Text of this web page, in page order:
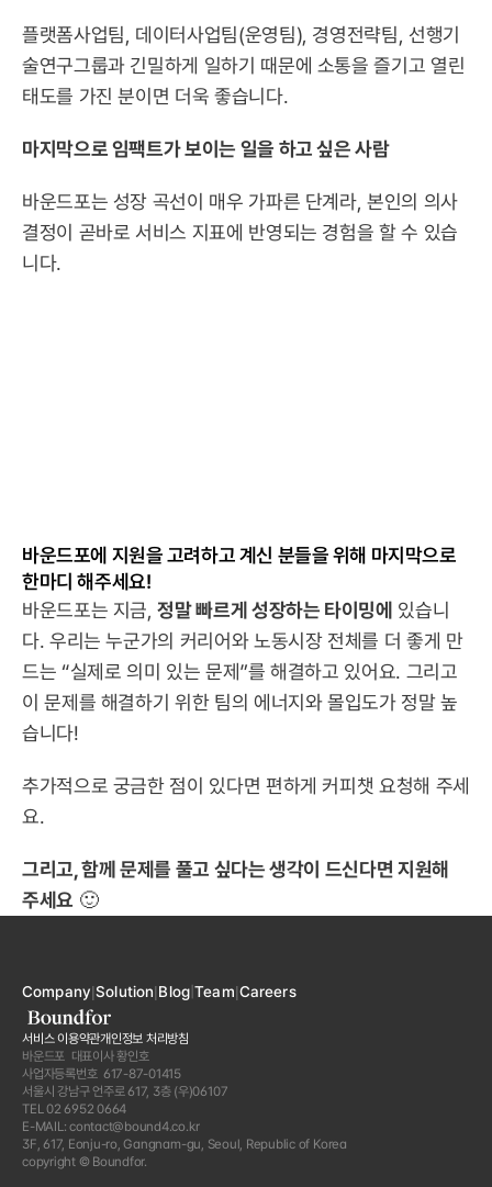
플랫폼사업팀, 데이터사업팀(운영팀), 경영전략팀, 선행기
술연구그룹과 긴밀하게 일하기 때문에 소통을 즐기고 열린
태도를 가진 분이면 더욱 좋습니다.
마지막으로 임팩트가 보이는 일을 하고 싶은 사람
바운드포는 성장 곡선이 매우 가파른 단계라, 본인의 의사
결정이 곧바로 서비스 지표에 반영되는 경험을 할 수 있습
니다.
바운드포에 지원을 고려하고 계신 분들을 위해 마지막으로
한마디 해주세요!
바운드포는 지금, 정말 빠르게 성장하는 타이밍에 있습니
다. 우리는 누군가의 커리어와 노동시장 전체를 더 좋게 만
드는 “실제로 의미 있는 문제”를 해결하고 있어요. 그리고
이 문제를 해결하기 위한 팀의 에너지와 몰입도가 정말 높
습니다!
추가적으로 궁금한 점이 있다면 편하게 커피챗 요청해 주세
요.
그리고, 함께 문제를 풀고 싶다는 생각이 드신다면 지원해
주세요 🙂
Company|Solution|Blog|Team|Careers
서비스 이용약관개인정보 처리방침
바운드포  대표이사 황인호
사업자등록번호  617-87-01415
서울시 강남구 언주로 617, 3층 (우)06107
TEL 02 6952 0664
E-MAIL: contact@bound4.co.kr
3F, 617, Eonju-ro, Gangnam-gu, Seoul, Republic of Korea
copyright © Boundfor.